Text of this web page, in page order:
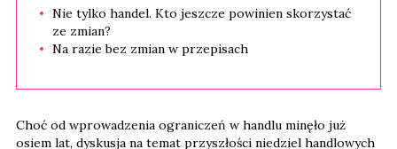
Nie tylko handel. Kto jeszcze powinien skorzystać
ze zmian?
Na razie bez zmian w przepisach
Choć od wprowadzenia ograniczeń w handlu minęło już
osiem lat, dyskusja na temat przyszłości niedziel handlowych